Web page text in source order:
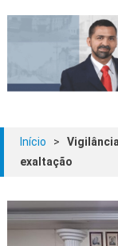
Início >
exaltação